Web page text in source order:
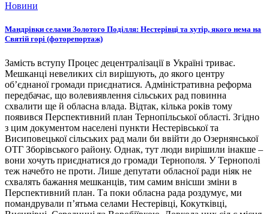
Новини
Мандрівки селами Золотого Поділля: Нестерівці та хутір, якого нема на
Святій горі (фоторепортаж)
Замість вступу Процес децентралізації в Україні триває.
Мешканці невеликих сіл вирішують, до якого центру
об’єднаної громади приєднатися. Адміністративна реформа
передбачає, що волевиявлення сільських рад повинна
схвалити ще й обласна влада. Відтак, кілька років тому
появився Перспективний план Тернопільської області. Згідно
з цим документом населені пункти Нестерівської та
Висиповецької сільських рад мали би ввійти до Озернянської
ОТГ Зборівського району. Однак, тут люди вирішили інакше –
вони хочуть приєднатися до громади Тернополя. У Тернополі
теж начебто не проти. Лише депутати обласної ради ніяк не
схвалять бажання мешканців, тим самим внісши зміни в
Перспективний план. Та поки обласна рада роздумує, ми
помандрували п’ятьма селами Нестерівці, Кокутківці,